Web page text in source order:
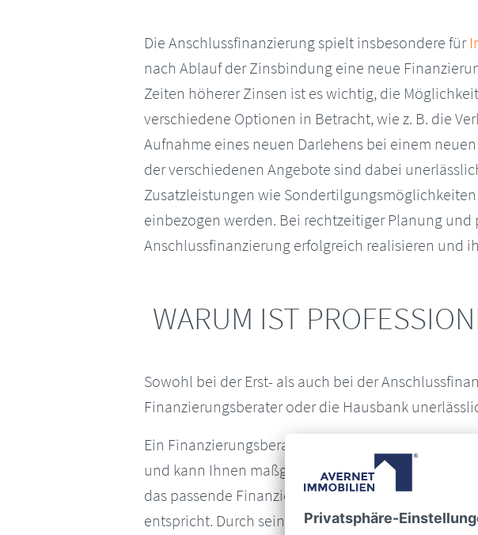
Die Anschlussfinanzierung spielt insbesondere für
nach Ablauf der Zinsbindung eine neue
Zeiten höherer Zinsen ist es wichtig, die
verschiedene Optionen in Betracht, wie z. B. die
Aufnahme eines neuen Darlehens bei einem
der verschiedenen Angebote sind dabei
Zusatzleistungen wie
einbezogen werden. Bei rechtzeitiger Planung
Anschlussfinanzierung erfolgreich realisieren und
WARUM IST
Sowohl bei der Erst- als auch bei der
Finanzierungsberater oder die Hausbank
Ein Finanzierungsberater verfügt über fundierte
und kann Ihnen maßgeschneiderte Lösungen
das passende Finanzierungsmodell zu finden,
entspricht. Durch seine Marktkenntnis und seinen